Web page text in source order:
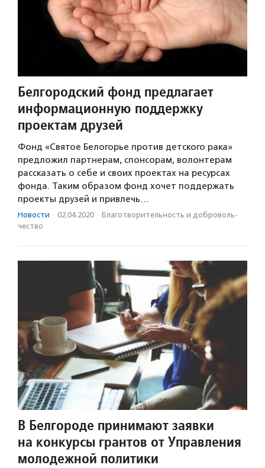
Белгородский фонд предлагает
информационную поддержку
проектам друзей
Фонд «Святое Белогорье против детского рака»
предложил партнерам, спонсорам, волонтерам
рассказать о себе и своих проектах на ресурсах
фонда. Таким образом фонд хочет поддержать
проекты друзей и привлечь…
Новости · 02.04.2020 · Благотвори­тель­ность и доброволь­
чест­во
В Белгороде принимают заявки
на конкурсы грантов от Управления
молодежной политики